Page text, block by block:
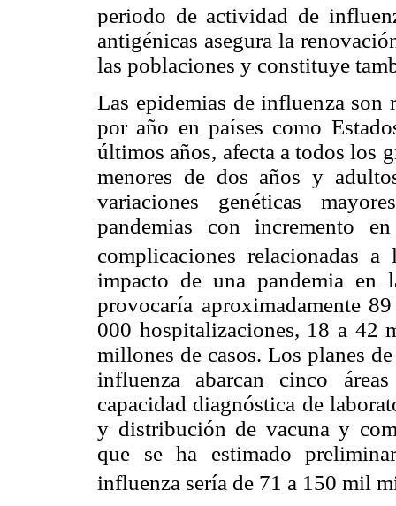
periodo de actividad de
antigénicas asegura la
las poblaciones y constituye
Las epidemias de influenza son
por año en países como
últimos años, afecta a todos los
menores de dos años y
variaciones genéticas
pandemias con incremento
complicaciones relacionadas a
impacto de una pandemia
provocaría aproximadamente
000 hospitalizaciones, 18 a 42
millones de casos. Los planes
influenza abarcan cinco
capacidad diagnóstica de
y distribución de vacuna y
que se ha estimado
influenza sería de 71 a 150 mil